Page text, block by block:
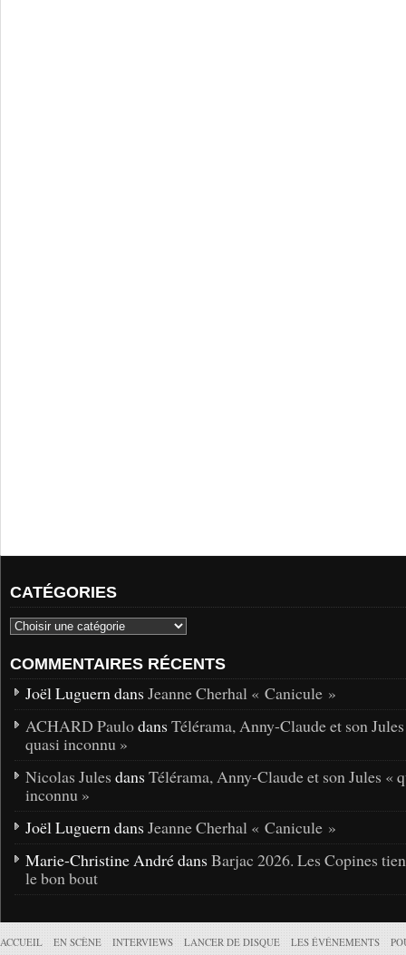
CATÉGORIES
COMMENTAIRES RÉCENTS
Joël Luguern dans Jeanne Cherhal « Canicule »
ACHARD Paulodans Télérama, Anny-Claude et son
quasi inconnu »
Nicolas Jules dans Télérama, Anny-Claude et son Jules «
inconnu »
Joël Luguern dans Jeanne Cherhal « Canicule »
Marie-Christine André dans Barjac 2026. Les Copines
le bon bout
ACCUEIL EN SCÈNE INTERVIEWS LANCER DE DISQUE LES ÉVÉNEMENTS